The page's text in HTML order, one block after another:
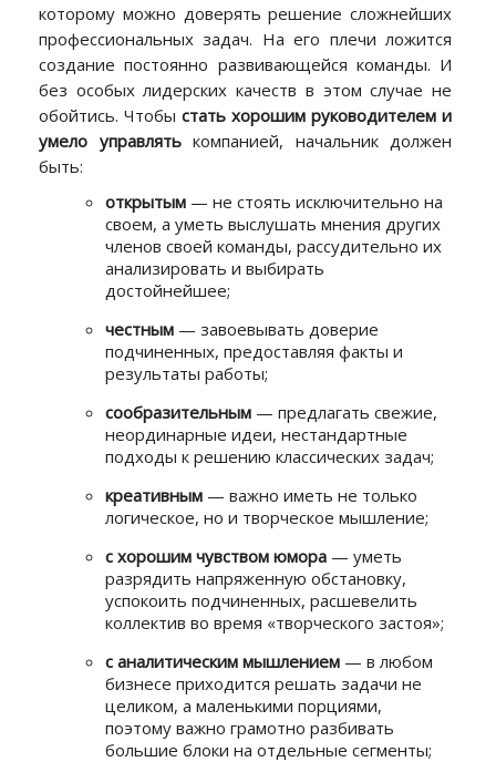
которому можно доверять решение сложнейших
профессиональных задач. На его плечи ложится
создание постоянно развивающейся команды. И
без особых лидерских качеств в этом случае не
обойтись. Чтобы стать хорошим руководителем и
умело управлятькомпанией, начальник должен
быть:
открытым — не стоять исключительно на
своем, а уметь выслушать мнения других
членов своей команды, рассудительно их
анализировать и выбирать
достойнейшее;
честным — завоевывать доверие
подчиненных, предоставляя факты и
результаты работы;
сообразительным — предлагать свежие,
неординарные идеи, нестандартные
подходы к решению классических задач;
креативным — важно иметь не только
логическое, но и творческое мышление;
с хорошим чувством юмора — уметь
разрядить напряженную обстановку,
успокоить подчиненных, расшевелить
коллектив во время «творческого застоя»;
с аналитическим мышлением — в любом
бизнесе приходится решать задачи не
целиком, а маленькими порциями,
поэтому важно грамотно разбивать
большие блоки на отдельные сегменты;